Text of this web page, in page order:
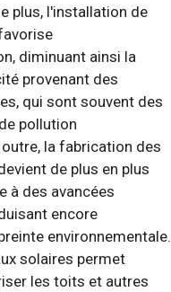
plus, l'installation de
diminuant ainsi la
provenant des
qui sont souvent des
pollution
la fabrication des
de plus en plus
à des avancées
encore
environnementale.
solaires permet
les toits et autres